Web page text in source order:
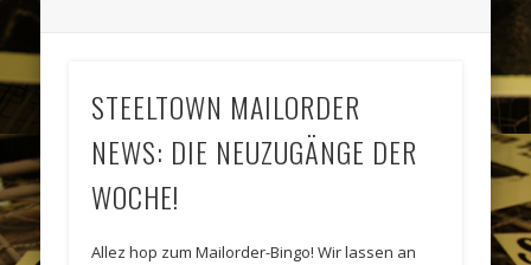
STEELTOWN MAILORDER
NEWS: DIE NEUZUGÄNGE DER
WOCHE!
Allez hop zum Mailorder-Bingo! Wir lassen an